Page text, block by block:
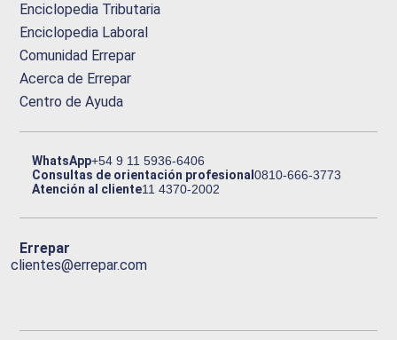
Enciclopedia Tributaria
Enciclopedia Laboral
Comunidad Errepar
Acerca de Errepar
Centro de Ayuda
WhatsApp+54 9 11 5936-6406
Consultas de orientación profesional0810-666-3773
Atención al cliente11 4370-2002
Errepar
clientes@errepar.com